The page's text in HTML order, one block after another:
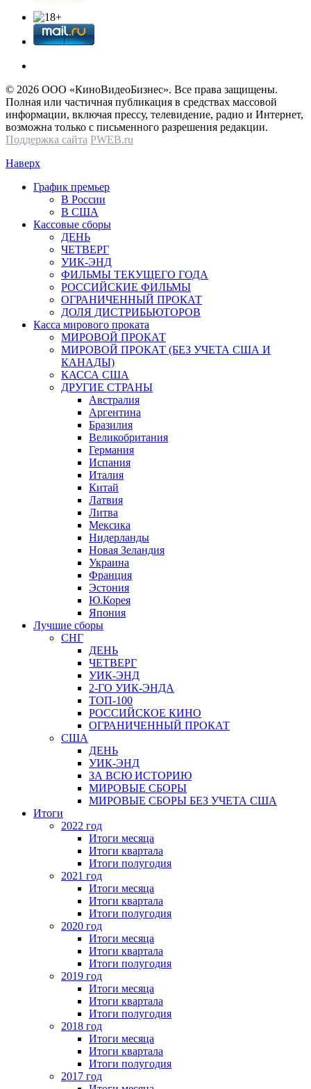
© 2026 OOО «КиноВидеоБизнес». Все права защищены.
Полная или частичная публикация в средствах массовой
информации, включая прессу, телевидение, радио и Интернет,
возможна только с письменного разрешения редакции.
Поддержка сайта PWEB.ru
Наверх
График премьер
В России
В США
Кассовые сборы
ДЕНЬ
ЧЕТВЕРГ
УИК-ЭНД
ФИЛЬМЫ ТЕКУЩЕГО ГОДА
РОССИЙСКИЕ ФИЛЬМЫ
ОГРАНИЧЕННЫЙ ПРОКАТ
ДОЛЯ ДИСТРИБЬЮТОРОВ
Касса мирового проката
МИРОВОЙ ПРОКАТ
МИРОВОЙ ПРОКАТ (БЕЗ УЧЕТА США И
КАНАДЫ)
КАССА США
ДРУГИЕ СТРАНЫ
Австралия
Аргентина
Бразилия
Великобритания
Германия
Испания
Италия
Китай
Латвия
Литва
Мексика
Нидерланды
Новая Зеландия
Украина
Франция
Эстония
Ю.Корея
Япония
Лучшие сборы
СНГ
ДЕНЬ
ЧЕТВЕРГ
УИК-ЭНД
2-ГО УИК-ЭНДА
ТОП-100
РОССИЙСКОЕ КИНО
ОГРАНИЧЕННЫЙ ПРОКАТ
США
ДЕНЬ
УИК-ЭНД
ЗА ВСЮ ИСТОРИЮ
МИРОВЫЕ СБОРЫ
МИРОВЫЕ СБОРЫ БЕЗ УЧЕТА США
Итоги
2022 год
Итоги месяца
Итоги квартала
Итоги полугодия
2021 год
Итоги месяца
Итоги квартала
Итоги полугодия
2020 год
Итоги месяца
Итоги квартала
Итоги полугодия
2019 год
Итоги месяца
Итоги квартала
Итоги полугодия
2018 год
Итоги месяца
Итоги квартала
Итоги полугодия
2017 год